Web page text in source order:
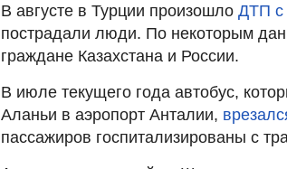
В августе в Турции произошло ДТП с
пострадали люди. По некоторым
граждане Казахстана и России.
В июле текущего года автобус,
Аланьи в аэропорт Анталии,
пассажиров госпитализированы с